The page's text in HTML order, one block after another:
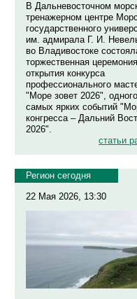
В Дальневосточном
тренажерном центре
государственного
им. адмирала Г. И.
во Владивостоке
торжественная церемония
открытия конкурса
профессионального
"Море зовет 2026",
самых ярких событий
конгресса – Дальний
2026".
статьи
Регион сегодня
22 Мая 2026, 13:30